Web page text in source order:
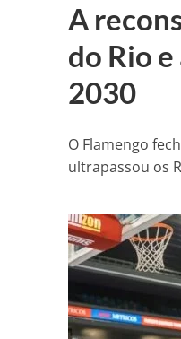
A
do Rio
2030
O Flamengo
ultrapassou os